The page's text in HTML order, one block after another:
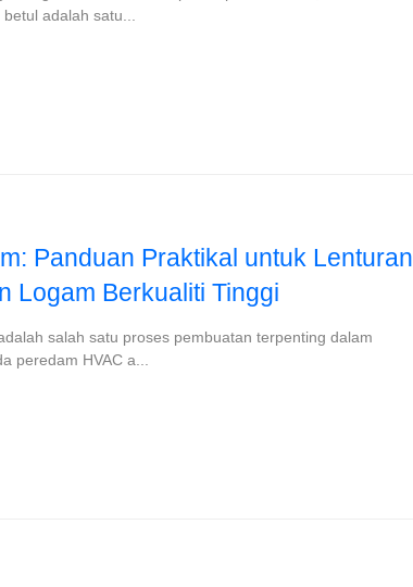
adalah satu...
Panduan Praktikal untuk Lenturan
Logam Berkualiti Tinggi
salah satu proses pembuatan terpenting dalam
peredam HVAC a...